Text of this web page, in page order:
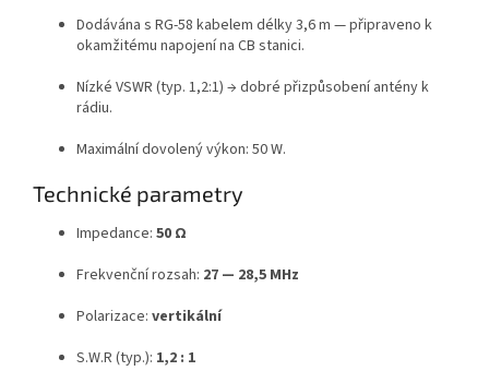
Dodávána s RG-58 kabelem délky 3,6 m — připraveno k
okamžitému napojení na CB stanici.
Nízké VSWR (typ. 1,2:1) → dobré přizpůsobení antény k
rádiu.
Maximální dovolený výkon: 50 W.
Technické parametry
Impedance: 50 Ω
Frekvenční rozsah: 27 — 28,5 MHz
Polarizace: vertikální
S.W.R (typ.): 1,2 : 1